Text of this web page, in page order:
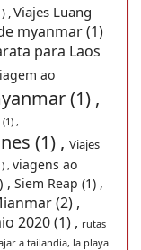
,Viajes Luang
myanmar (1)
para Laos
ao
(1) ,
,
(1) , Viajes
, viagens ao
, Siem Reap (1) ,
(2) ,
2020 (1) , rutas
a tailandia, la playa